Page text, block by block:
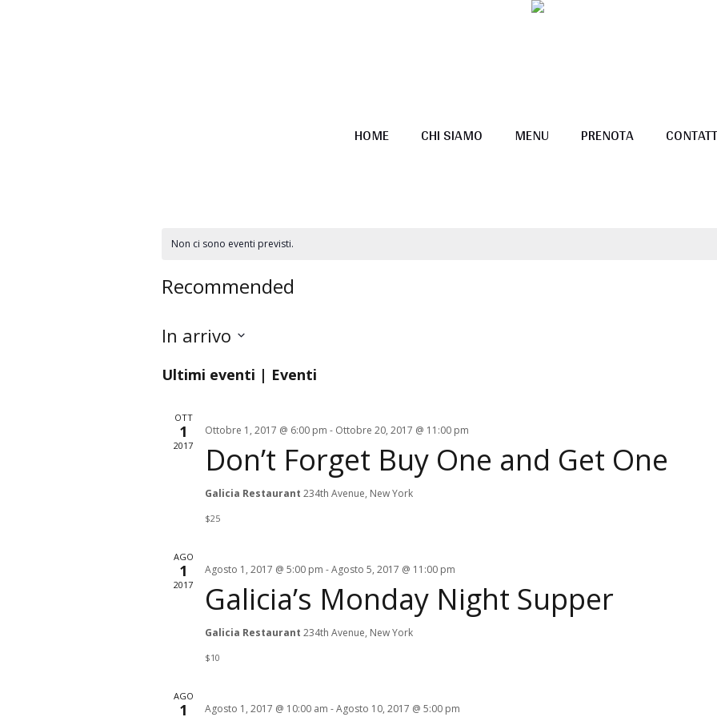
HOME CHI SIAMO MENU PRENOTA
Non ci sono eventi previsti.
Recommended
In arrivo
la
Ultimi eventi | Eventi
OTT
1
2017
Ottobre 1, 2017 @ 6:00 pm - Ottobre 20, 2017 @ 11:00 pm
Don’t Forget Buy One and Get One
Galicia Restaurant 234th Avenue, New York
$25
AGO
1
2017
Agosto 1, 2017 @ 5:00 pm -Agosto 5, 2017 @ 11:00 pm
Galicia’s Monday Night Supper
Galicia Restaurant 234th Avenue, New York
$10
AGO
1 Agosto 1, 2017 @ 10:00 am -Agosto 10, 2017 @ 5:00 pm